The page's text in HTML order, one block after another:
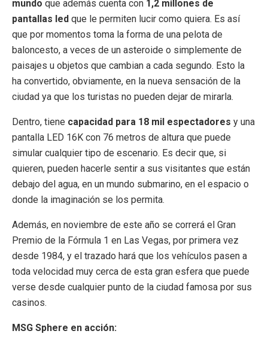
mundo que además cuenta con 1,2 millones de
pantallas led que le permiten lucir como quiera. Es así
que por momentos toma la forma de una pelota de
baloncesto, a veces de un asteroide o simplemente de
paisajes u objetos que cambian a cada segundo. Esto la
ha convertido, obviamente, en la nueva sensación de la
ciudad ya que los turistas no pueden dejar de mirarla.
Dentro, tiene capacidad para 18 mil espectadores y una
pantalla LED 16K con 76 metros de altura que puede
simular cualquier tipo de escenario. Es decir que, si
quieren, pueden hacerle sentir a sus visitantes que están
debajo del agua, en un mundo submarino, en el espacio o
donde la imaginación se los permita.
Además, en noviembre de este año se correrá el Gran
Premio de la Fórmula 1 en Las Vegas, por primera vez
desde 1984, y el trazado hará que los vehículos pasen a
toda velocidad muy cerca de esta gran esfera que puede
verse desde cualquier punto de la ciudad famosa por sus
casinos.
MSG Sphere en acción: